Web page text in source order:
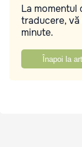
La
traducere,
minute.
Înapoi la